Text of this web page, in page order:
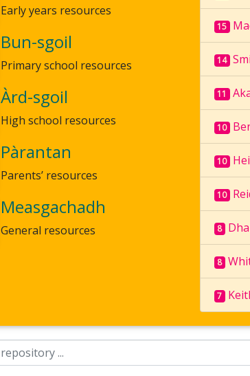
Early years resources
Bun-sgoil
Primary school resources
Àrd-sgoil
High school resources
Pàrantan
Parents’ resources
Measgachadh
General resources
15
14
11
10
10
10
8
8
7